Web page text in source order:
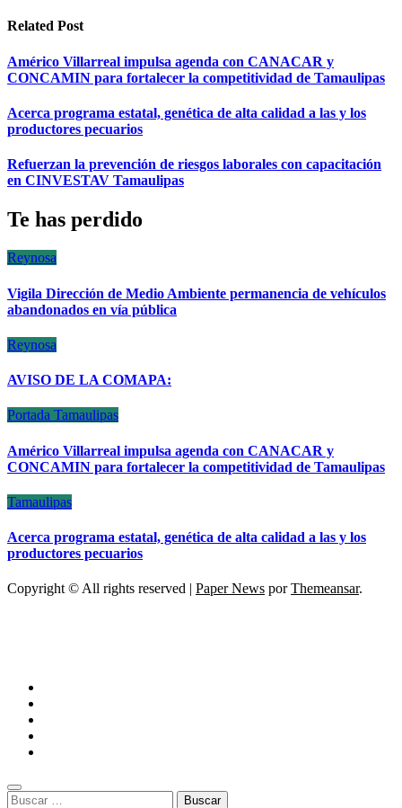
Related Post
Américo Villarreal impulsa agenda con CANACAR y
CONCAMIN para fortalecer la competitividad de Tamaulipas
Acerca programa estatal, genética de alta calidad a las y los
productores pecuarios
Refuerzan la prevención de riesgos laborales con capacitación
en CINVESTAV Tamaulipas
Te has perdido
Reynosa
Vigila Dirección de Medio Ambiente permanencia de vehículos
abandonados en vía pública
Reynosa
AVISO DE LA COMAPA:
Portada Tamaulipas
Américo Villarreal impulsa agenda con CANACAR y
CONCAMIN para fortalecer la competitividad de Tamaulipas
Tamaulipas
Acerca programa estatal, genética de alta calidad a las y los
productores pecuarios
Copyright © All rights reserved | Paper News porThemeansar.
Buscar: